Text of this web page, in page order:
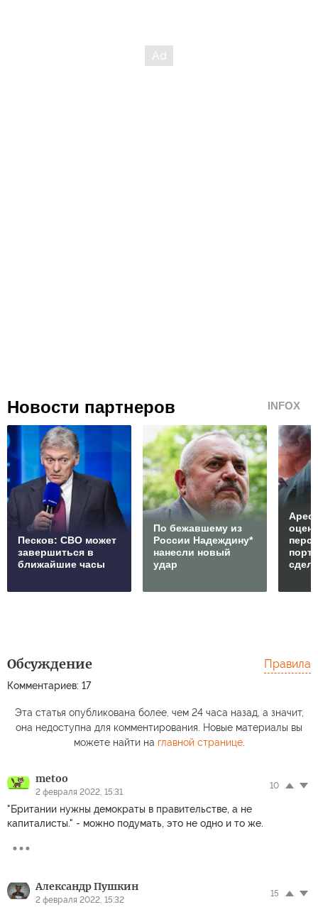
Новости партнеров INFOX
Песков: СВО может
завершиться в
ближайшие часы
По бежавшему из
России Надеждину*
нанесли новый
удар
Обсуждение
Комментариев: 17
Правила
Эта статья опубликована более, чем 24 часа назад, а значит,
она недоступна для комментирования. Новые материалы вы
можете найти на главной странице.
metoo
2 февраля 2022, 15:31
10
"Британии нужны демократы в правительстве, а не
капиталисты." - можно подумать, это не одно и то же.
Александр Пушкин
2 февраля 2022, 15:32
15